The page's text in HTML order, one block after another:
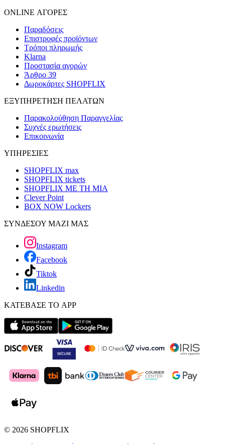
ONLINE ΑΓΟΡΕΣ
Παραδόσεις
Επιστροφές προϊόντων
Τρόποι πληρωμής
Klarna
Προστασία αγορών
Άρθρο 39
Δωροκάρτες SHOPFLIX
ΕΞΥΠΗΡΕΤΗΣΗ ΠΕΛΑΤΩΝ
Παρακολούθηση Παραγγελίας
Συχνές ερωτήσεις
Επικοινωνία
ΥΠΗΡΕΣΙΕΣ
SHOPFLIX max
SHOPFLIX tickets
SHOPFLIX ΜΕ ΤΗ ΜΙΑ
Clever Point
BOX NOW Lockers
ΣΥΝΔΕΣΟΥ ΜΑΖΙ ΜΑΣ
Instagram
Facebook
Tiktok
Linkedin
ΚΑΤΕΒΑΣΕ ΤΟ APP
© 2026 SHOPFLIX